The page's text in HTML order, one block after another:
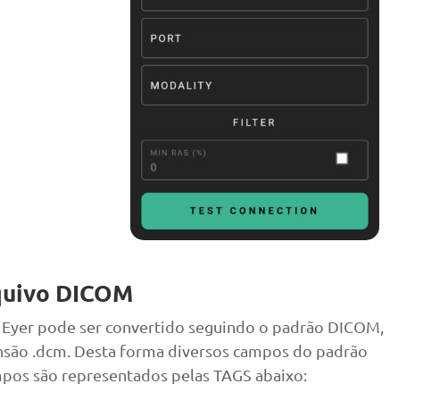
DICOM
pode ser convertido seguindo o padrão DICOM,
.dcm. Desta forma diversos campos do padrão
são representados pelas TAGS abaixo: